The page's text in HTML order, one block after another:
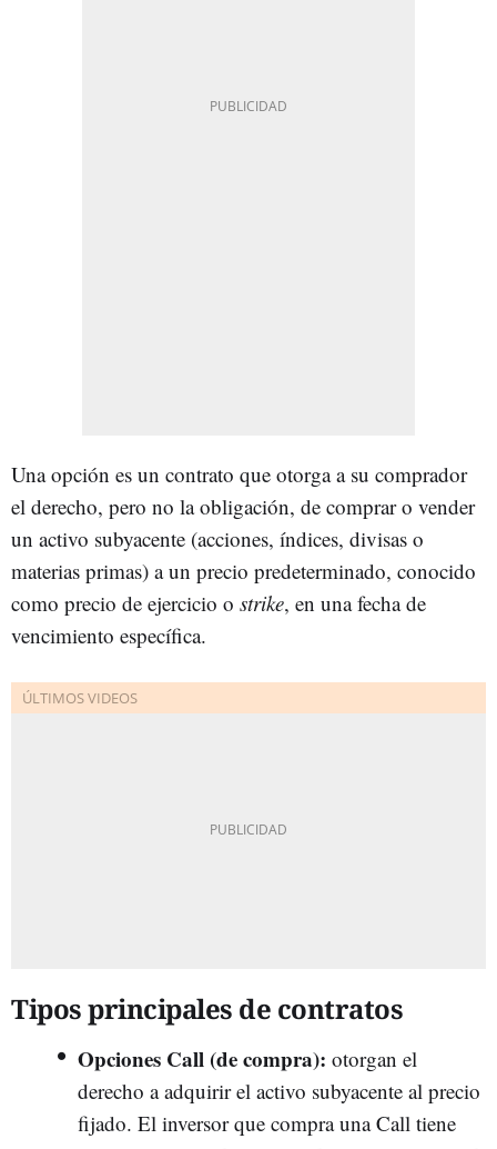
Una opción es un contrato que otorga a su comprador
el derecho, pero no la obligación, de comprar o vender
un activo subyacente (acciones, índices, divisas o
materias primas) a un precio predeterminado, conocido
como precio de ejercicio o strike, en una fecha de
vencimiento específica.
Tipos principales de contratos
Opciones Call (de compra): otorgan el
derecho a adquirir el activo subyacente al precio
fijado. El inversor que compra una Call tiene